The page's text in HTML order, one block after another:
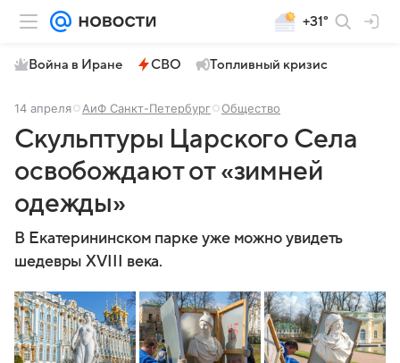
+31°
Война в Иране СВО Топливный кризис
14 апреля АиФ Санкт-Петербург Общество
Скульптуры Царского Села
освобождают от «зимней
одежды»
В Екатерининском парке уже можно увидеть
шедевры XVIII века.